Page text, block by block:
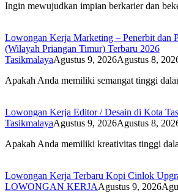
Ingin mewujudkan impian berkarier dan
Lowongan Kerja Marketing – Penerbit dan
(Wilayah Priangan Timur) Terbaru 2026
TasikmalayaAgustus 9, 2026Agustus 8,
Apakah Anda memiliki semangat tinggi
Lowongan Kerja Editor / Desain di Kota
TasikmalayaAgustus 9, 2026Agustus 8,
Apakah Anda memiliki kreativitas tinggi
Lowongan Kerja Terbaru Kopi Cinlok
LOWONGAN KERJAAgustus 9, 2026